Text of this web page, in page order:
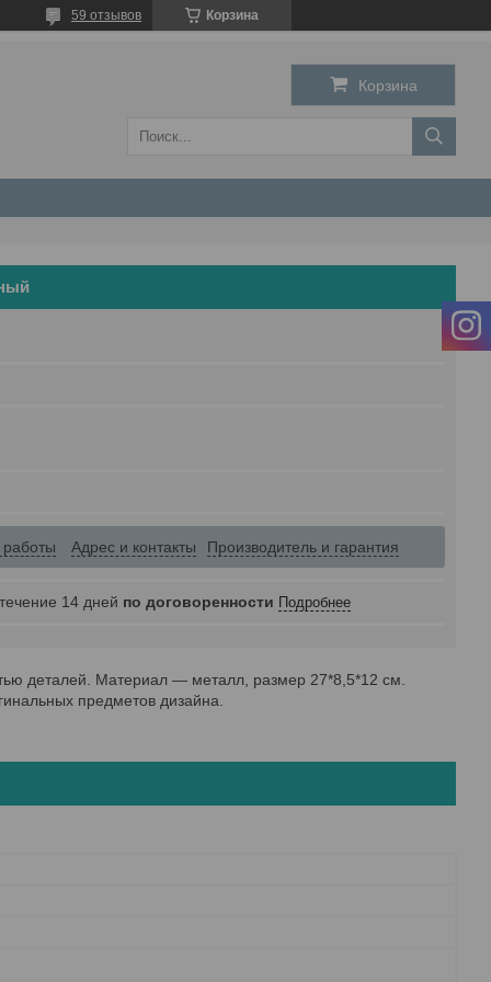
Корзина
59 отзывов
Корзина
Адрес и контакты Производитель и гарантия
14 дней по договоренности Подробнее
деталей. Материал ― металл, размер 27*8,5*12 см.
предметов дизайна.